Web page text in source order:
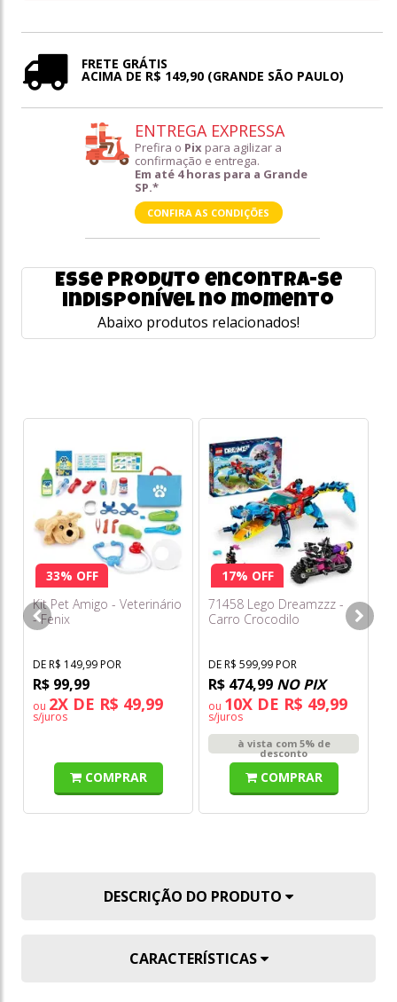
FRETE GRÁTIS
ACIMA DE R$ 149,90 (GRANDE SÃO PAULO)
ENTREGA EXPRESSA
Prefira o Pix para agilizar a
confirmação e entrega.
Em até 4 horas para a Grande
SP.*
CONFIRA AS CONDIÇÕES
Esse produto encontra-se
indisponível no momento
Abaixo produtos relacionados!
33% OFF
Kit Pet Amigo - Veterinário
- Fenix
DE R$ 149,99 POR
R$ 99,99
ou 2X DE R$ 49,99
s/juros
COMPRAR
17% OFF
71458 Lego Dreamzzz -
Carro Crocodilo
DE R$ 599,99 POR
R$ 474,99 NO PIX
ou 10X DE R$ 49,99
s/juros
à vista com 5% de
desconto
COMPRAR
DESCRIÇÃO DO PRODUTO
CARACTERÍSTICAS